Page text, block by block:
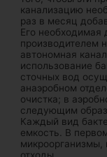
канализацию
раз в месяц
Его необходимая
производителем
автономная
использование
сточных вод
анаэробном
очистка; в
следующим
Каждый вид
емкость. В
микроорганизмы,